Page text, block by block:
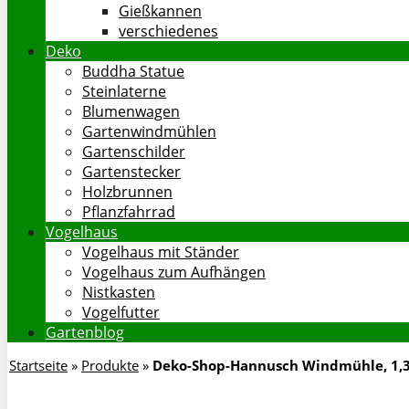
Gießkannen
verschiedenes
Deko
Buddha Statue
Steinlaterne
Blumenwagen
Gartenwindmühlen
Gartenschilder
Gartenstecker
Holzbrunnen
Pflanzfahrrad
Vogelhaus
Vogelhaus mit Ständer
Vogelhaus zum Aufhängen
Nistkasten
Vogelfutter
Gartenblog
Startseite » Produkte » Deko-Shop-Hannusch Windmühle,